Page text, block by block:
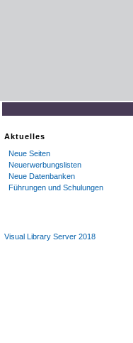
Aktuelles
Neue Seiten
Neuerwerbungslisten
Neue Datenbanken
Führungen und Schulungen
Visual Library Server 2018